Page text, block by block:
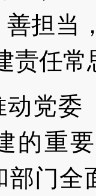
担当
责任
动党委
的重
部门全